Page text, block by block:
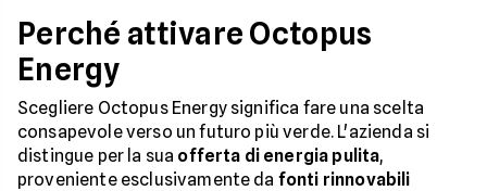
Perché attivare Octopus
Energy
Scegliere Octopus Energy significa fare una scelta
consapevole verso un futuro più verde. L'azienda si
distingue per la sua offerta di energia pulita,
proveniente esclusivamente da fonti rinnovabili